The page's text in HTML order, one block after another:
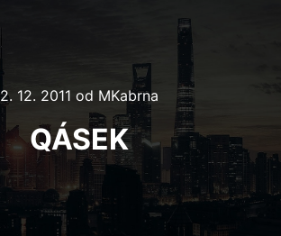
2. 12. 2011 od MKabrna
QÁSEK